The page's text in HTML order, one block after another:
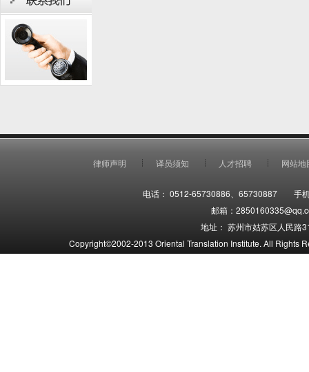
律师声明 译员须知 人才招聘 网站地
电话： 0512-65730886、65730887 手机
邮箱：
地址： 苏州市姑苏区人民路
Copyright©2002-2013 Oriental Translation Institute. All